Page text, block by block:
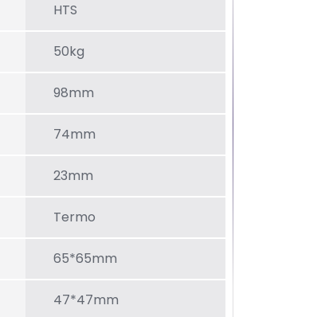
HTS
50kg
98mm
74mm
23mm
Termo
65*65mm
47*47mm